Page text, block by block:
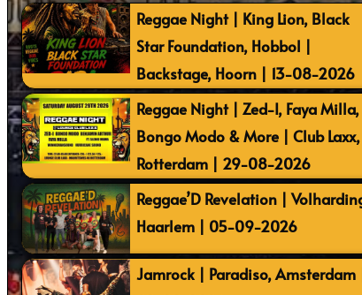
Reggae Night | King Lion, Black
Star Foundation, Hobbol |
Backstage, Hoorn | 13-08-2026
Reggae Night | Zed-I, Faya Milla,
Bongo Modo & More | Club Laxx,
Rotterdam | 29-08-2026
Reggae’D Revelation |
Haarlem | 05-09-2026
Jamrock | Paradiso, Amsterdam